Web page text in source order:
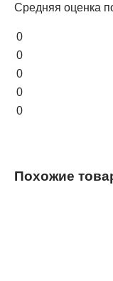
Средняя оценка
0
0
0
0
0
Похожие